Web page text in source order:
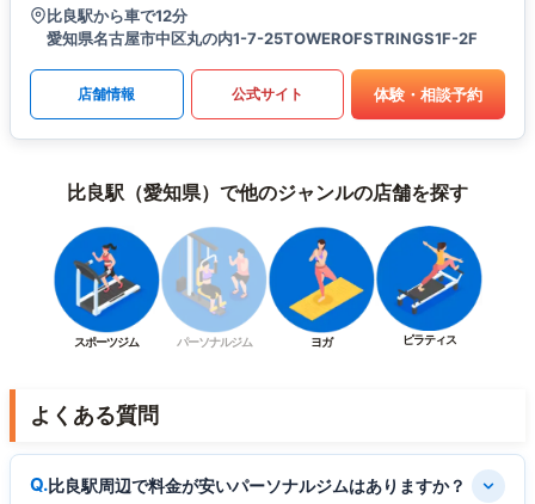
比良駅から車で12分
愛知県名古屋市中区丸の内1-7-25TOWEROFSTRINGS1F-2F
店舗情報 公式サイト 体験・相談予約
比良駅（愛知県）で他のジャンルの店舗を探す
スポーツジム パーソナルジム ヨガ ピラティス
よくある質問
比良駅周辺で料金が安いパーソナルジムはありますか？